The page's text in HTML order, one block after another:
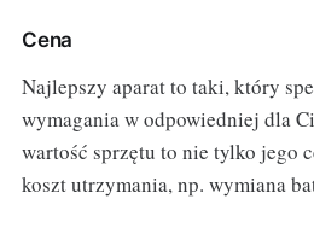
Cena
Najlepszy aparat to taki, który
wymagania w odpowiedniej dla
wartość sprzętu to nie tylko jego
koszt utrzymania, np. wymiana